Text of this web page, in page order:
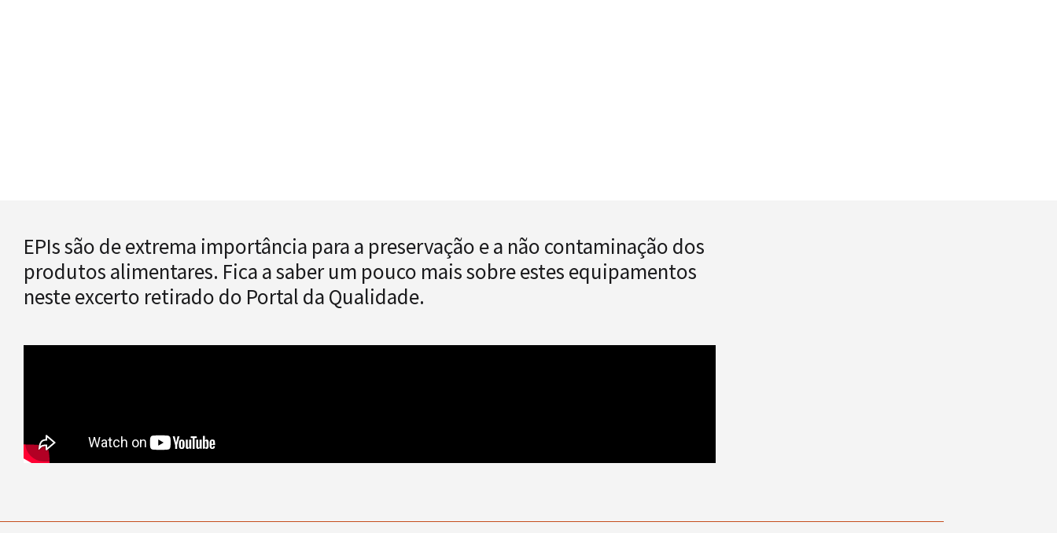
EPIs são de extrema importância para a preservação e a não contaminação dos
produtos alimentares. Fica a saber um pouco mais sobre estes equipamentos
neste excerto retirado do Portal da Qualidade.